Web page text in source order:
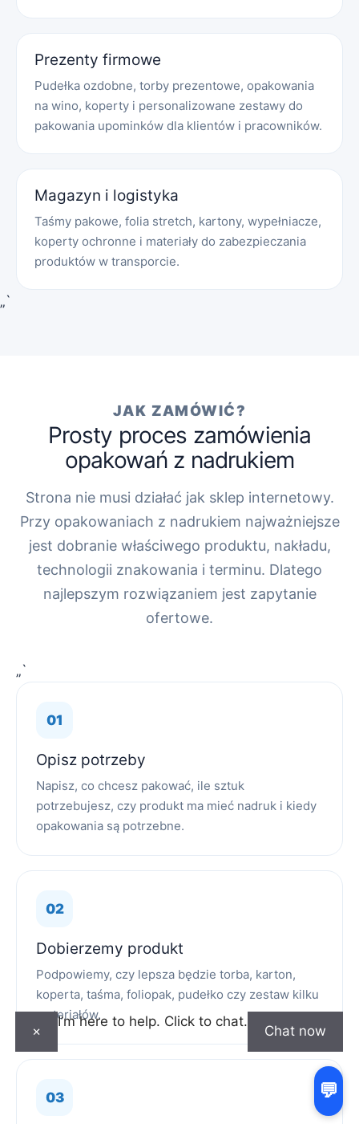
Prezenty firmowe
Pudełka ozdobne, torby prezentowe, opakowania
na wino, koperty i personalizowane zestawy do
pakowania upominków dla klientów i pracowników.
Magazyn i logistyka
Taśmy pakowe, folia stretch, kartony, wypełniacze,
koperty ochronne i materiały do zabezpieczania
produktów w transporcie.
„`
JAK ZAMÓWIĆ?
Prosty proces zamówienia
opakowań z nadrukiem
Strona nie musi działać jak sklep internetowy.
Przy opakowaniach z nadrukiem najważniejsze
jest dobranie właściwego produktu, nakładu,
technologii znakowania i terminu. Dlatego
najlepszym rozwiązaniem jest zapytanie
ofertowe.
„`
Opisz potrzeby
Napisz, co chcesz pakować, ile sztuk
potrzebujesz, czy produkt ma mieć nadruk i kiedy
opakowania są potrzebne.
Dobierzemy produkt
Podpowiemy, czy lepsza będzie torba, karton,
koperta, taśma, foliopak, pudełko czy zestaw kilku
materiałów.
×
I’m here to help. Click to chat.
Chat now